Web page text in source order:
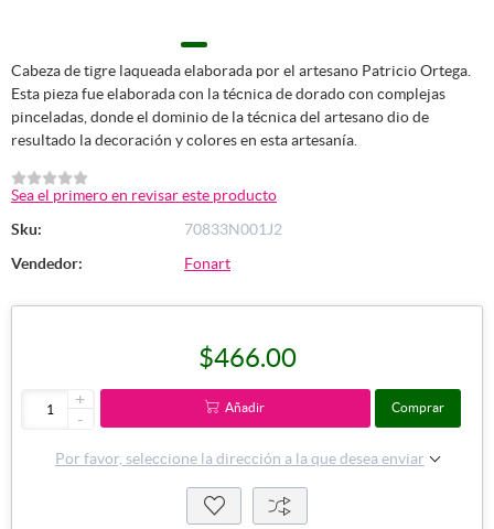
Cabeza de tigre laqueada elaborada por el artesano Patricio Ortega.
Esta pieza fue elaborada con la técnica de dorado con complejas
pinceladas, donde el dominio de la técnica del artesano dio de
resultado la decoración y colores en esta artesanía.
Sea el primero en revisar este producto
Sku:
70833N001J2
Vendedor:
Fonart
$466.00
+
-
Añadir Comprar
Por favor, seleccione la dirección a la que desea enviar